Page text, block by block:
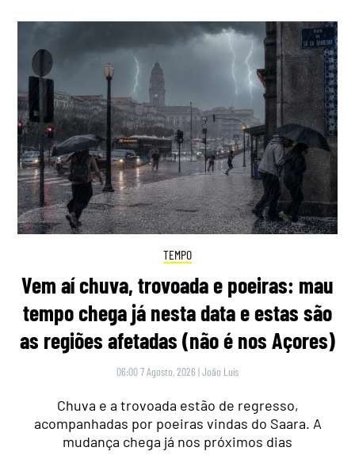
TEMPO
Vem aí chuva, trovoada e poeiras: mau
tempo chega já nesta data e estas são
as regiões afetadas (não é nos Açores)
06:00 7 Agosto, 2026 |João Luís
Chuva e a trovoada estão de regresso,
acompanhadas por poeiras vindas do Saara. A
mudança chega já nos próximos dias